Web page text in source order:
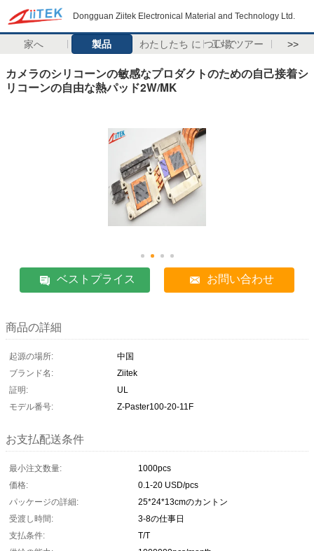
Dongguan Ziitek Electronical Material and Technology Ltd.
家へ 製品 わたしたち に つい て工場 ツアー >>
カメラのシリコーンの敏感なプロダクトのための自己接着シ
リコーンの自由な熱パッド2W/MK
ベストプライス お問い合わせ
商品の詳細
起源の場所:
中国
ブランド名:
Ziitek
証明:
UL
モデル番号:
Z-Paster100-20-11F
お支払配送条件
最小注文数量:
1000pcs
価格:
0.1-20 USD/pcs
パッケージの詳細:
25*24*13cmのカントン
受渡し時間:
3-8の仕事日
支払条件:
T/T